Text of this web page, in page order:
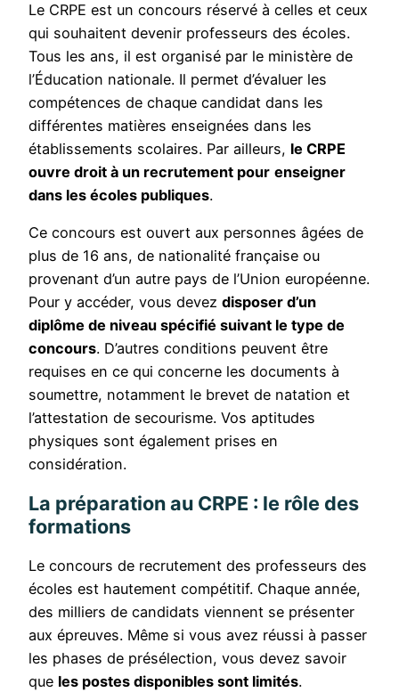
Le CRPE est un concours réservé à celles et ceux
qui souhaitent devenir professeurs des écoles.
Tous les ans, il est organisé par le ministère de
l’Éducation nationale. Il permet d’évaluer les
compétences de chaque candidat dans les
différentes matières enseignées dans les
établissements scolaires. Par ailleurs, le CRPE
ouvre droit à un recrutement pour enseigner
dans les écoles publiques.
Ce concours est ouvert aux personnes âgées de
plus de 16 ans, de nationalité française ou
provenant d’un autre pays de l’Union européenne.
Pour y accéder, vous devez disposer d’un
diplôme de niveau spécifié suivant le type de
concours. D’autres conditions peuvent être
requises en ce qui concerne les documents à
soumettre, notamment le brevet de natation et
l’attestation de secourisme. Vos aptitudes
physiques sont également prises en
considération.
La préparation au CRPE : le rôle des
formations
Le concours de recrutement des professeurs des
écoles est hautement compétitif. Chaque année,
des milliers de candidats viennent se présenter
aux épreuves. Même si vous avez réussi à passer
les phases de présélection, vous devez savoir
que les postes disponibles sont limités.